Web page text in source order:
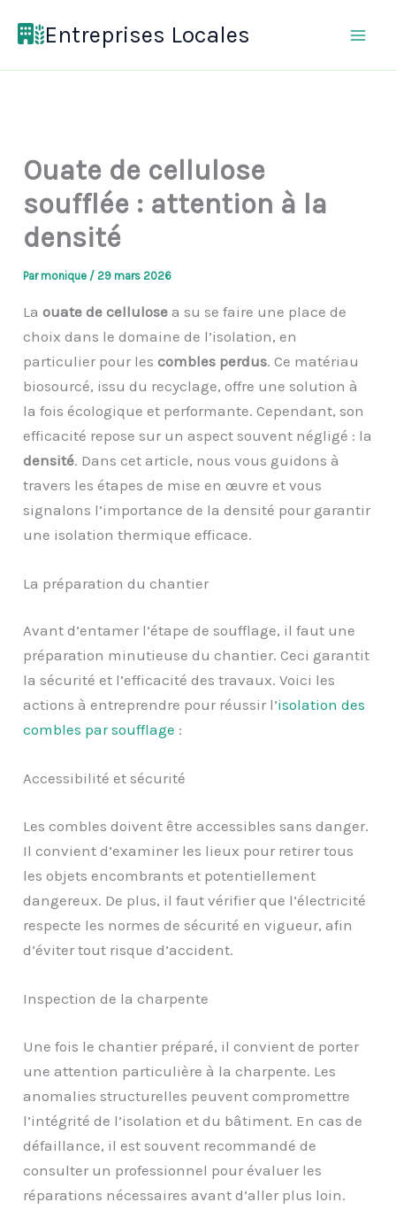
Entreprises Locales
Ouate de cellulose
soufflée : attention à la
densité
Parmonique /29 mars 2026
Laouate de cellulose a su se faire une place de
choix dans le domaine de l’isolation, en
particulier pour lescombles perdus. Ce matériau
biosourcé, issu du recyclage, offre une solution à
la fois écologique et performante. Cependant, son
efficacité repose sur un aspect souvent négligé : la
densité. Dans cet article, nous vous guidons à
travers les étapes de mise en œuvre et vous
signalons l’importance de la densité pour garantir
une isolation thermique efficace.
La préparation du chantier
Avant d’entamer l’étape de soufflage, il faut une
préparation minutieuse du chantier. Ceci garantit
la sécurité et l’efficacité des travaux. Voici les
actions à entreprendre pour réussir l’isolation des
combles par soufflage :
Accessibilité et sécurité
Les combles doivent être accessibles sans danger.
Il convient d’examiner les lieux pour retirer tous
les objets encombrants et potentiellement
dangereux. De plus, il faut vérifier que l’électricité
respecte les normes de sécurité en vigueur, afin
d’éviter tout risque d’accident.
Inspection de la charpente
Une fois le chantier préparé, il convient de porter
une attention particulière à la charpente. Les
anomalies structurelles peuvent compromettre
l’intégrité de l’isolation et du bâtiment. En cas de
défaillance, il est souvent recommandé de
consulter un professionnel pour évaluer les
réparations nécessaires avant d’aller plus loin.